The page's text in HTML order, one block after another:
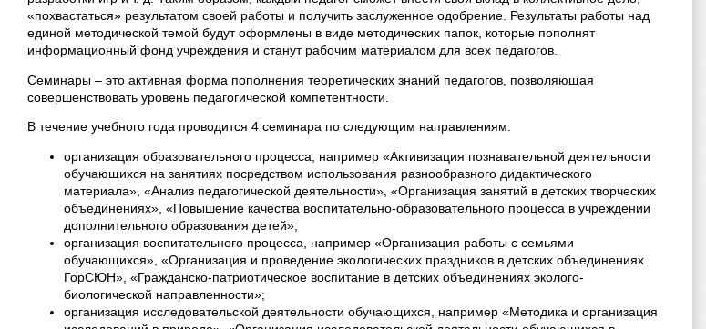
«похвастаться» результатом своей работы и получить заслуженное одобрение. Результаты работы над
единой методической темой будут оформлены в виде методических папок, которые пополнят
информационный фонд учреждения и станут рабочим материалом для всех педагогов.
Семинары – это активная форма пополнения теоретических знаний педагогов, позволяющая
совершенствовать уровень педагогической компетентности.
В течение учебного года проводится 4 семинара по следующим направлениям:
организация образовательного процесса, например «Активизация познавательной деятельности
обучающихся на занятиях посредством использования разнообразного дидактического
материала», «Анализ педагогической деятельности», «Организация занятий в детских творческих
объединениях», «Повышение качества воспитательно-образовательного процесса в учреждении
дополнительного образования детей»;
организация воспитательного процесса, например «Организация работы с семьями
обучающихся», «Организация и проведение экологических праздников в детских объединениях
ГорСЮН», «Гражданско-патриотическое воспитание в детских объединениях эколого-
биологической направленности»;
организация исследовательской деятельности обучающихся, например «Методика и организация